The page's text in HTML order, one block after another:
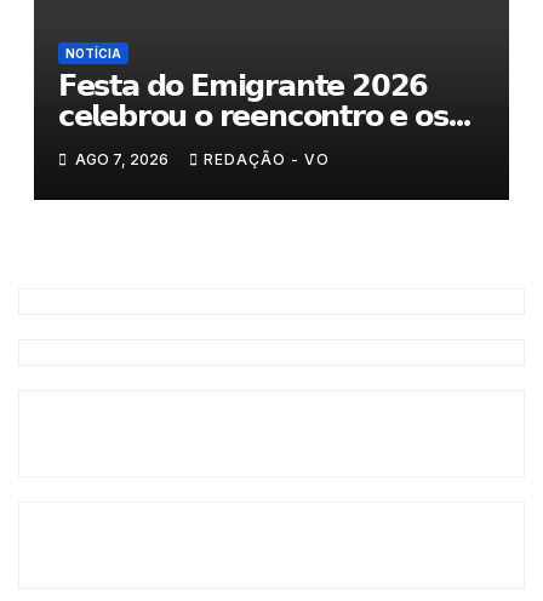
NOTÍCIA
𝗙𝗲𝘀𝘁𝗮 𝗱𝗼 𝗘𝗺𝗶𝗴𝗿𝗮𝗻𝘁𝗲 𝟮𝟬𝟮𝟲
𝗰𝗲𝗹𝗲𝗯𝗿𝗼𝘂 𝗼 𝗿𝗲𝗲𝗻𝗰𝗼𝗻𝘁𝗿𝗼 𝗲 𝗼𝘀
𝗹𝗮𝗰̧𝗼𝘀 𝗾𝘂𝗲 𝘂𝗻𝗲𝗺 𝗠𝘂𝗿𝗰̧𝗮
AGO 7, 2026 REDAÇÃO - VO